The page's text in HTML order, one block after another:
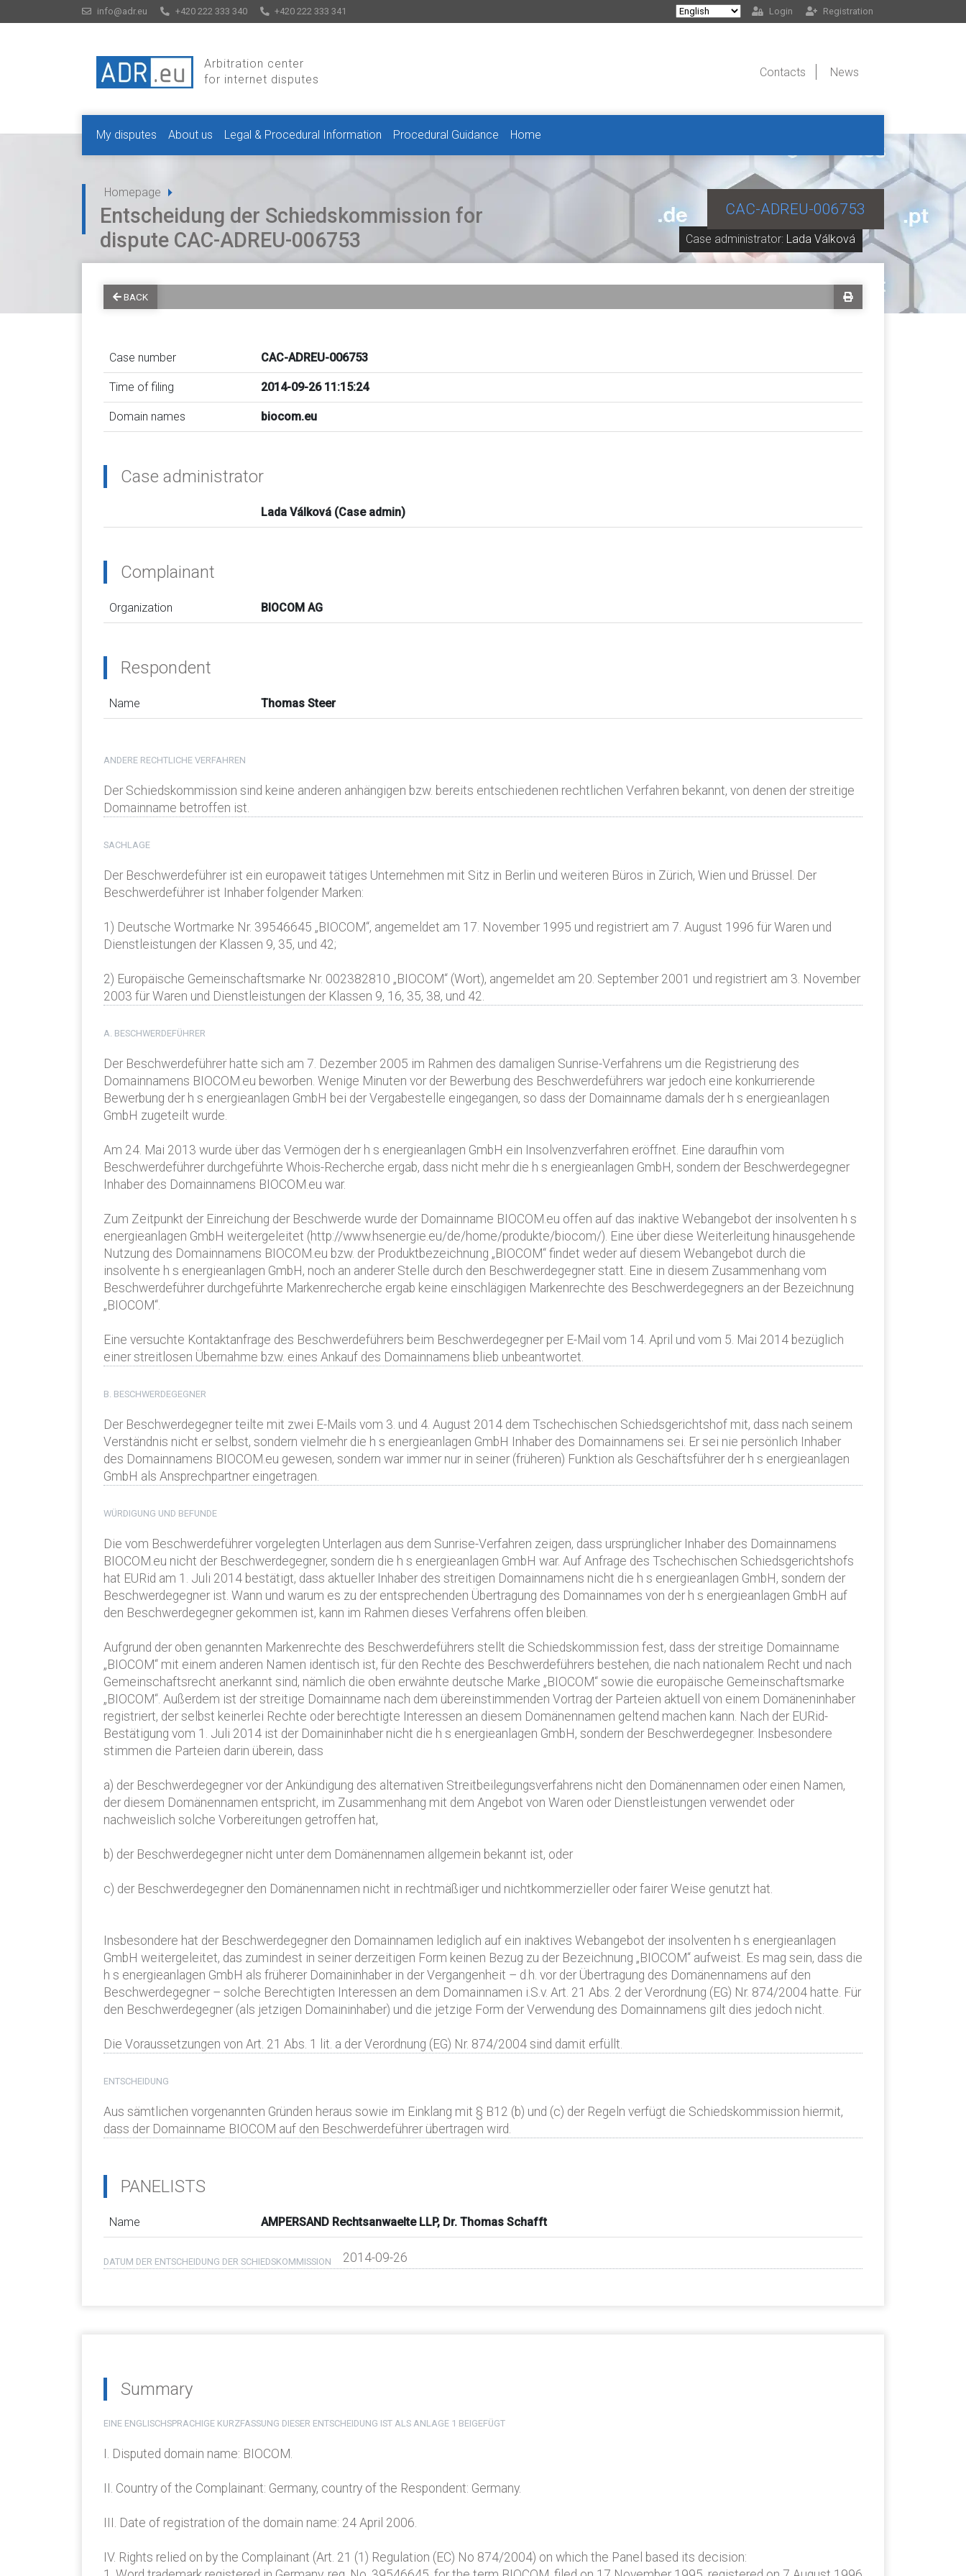
info@adr.eu +420 222 333 340 +420 222 333 341 Login Registration
Arbitration center
for internet disputes
Contacts News
My disputes About us Legal & Procedural Information Procedural Guidance Home
Homepage
Case administrator: Lada Válková
CAC-ADREU-006753
Entscheidung der Schiedskommission for
dispute CAC-ADREU-006753
BACK
Case number CAC-ADREU-006753
Time of filing 2014-09-26 11:15:24
Domain names biocom.eu
Case administrator
Lada Válková (Case admin)
Complainant
Organization BIOCOM AG
Respondent
Name Thomas Steer
ANDERE RECHTLICHE VERFAHREN
Der Schiedskommission sind keine anderen anhängigen bzw. bereits entschiedenen rechtlichen Verfahren bekannt, von denen der streitige
Domainname betroffen ist.
SACHLAGE
Der Beschwerdeführer ist ein europaweit tätiges Unternehmen mit Sitz in Berlin und weiteren Büros in Zürich, Wien und Brüssel. Der
Beschwerdeführer ist Inhaber folgender Marken:
1) Deutsche Wortmarke Nr. 39546645 „BIOCOM“, angemeldet am 17. November 1995 und registriert am 7. August 1996 für Waren und
Dienstleistungen der Klassen 9, 35, und 42;
2) Europäische Gemeinschaftsmarke Nr. 002382810 „BIOCOM“ (Wort), angemeldet am 20. September 2001 und registriert am 3. November
2003 für Waren und Dienstleistungen der Klassen 9, 16, 35, 38, und 42.
A. BESCHWERDEFÜHRER
Der Beschwerdeführer hatte sich am 7. Dezember 2005 im Rahmen des damaligen Sunrise-Verfahrens um die Registrierung des
Domainnamens BIOCOM.eu beworben. Wenige Minuten vor der Bewerbung des Beschwerdeführers war jedoch eine konkurrierende
Bewerbung der h s energieanlagen GmbH bei der Vergabestelle eingegangen, so dass der Domainname damals der h s energieanlagen
GmbH zugeteilt wurde.
Am 24. Mai 2013 wurde über das Vermögen der h s energieanlagen GmbH ein Insolvenzverfahren eröffnet. Eine daraufhin vom
Beschwerdeführer durchgeführte Whois-Recherche ergab, dass nicht mehr die h s energieanlagen GmbH, sondern der Beschwerdegegner
Inhaber des Domainnamens BIOCOM.eu war.
Zum Zeitpunkt der Einreichung der Beschwerde wurde der Domainname BIOCOM.eu offen auf das inaktive Webangebot der insolventen h s
energieanlagen GmbH weitergeleitet (http://www.hsenergie.eu/de/home/produkte/biocom/). Eine über diese Weiterleitung hinausgehende
Nutzung des Domainnamens BIOCOM.eu bzw. der Produktbezeichnung „BIOCOM“ findet weder auf diesem Webangebot durch die
insolvente h s energieanlagen GmbH, noch an anderer Stelle durch den Beschwerdegegner statt. Eine in diesem Zusammenhang vom
Beschwerdeführer durchgeführte Markenrecherche ergab keine einschlägigen Markenrechte des Beschwerdegegners an der Bezeichnung
„BIOCOM“.
Eine versuchte Kontaktanfrage des Beschwerdeführers beim Beschwerdegegner per E-Mail vom 14. April und vom 5. Mai 2014 bezüglich
einer streitlosen Übernahme bzw. eines Ankauf des Domainnamens blieb unbeantwortet.
B. BESCHWERDEGEGNER
Der Beschwerdegegner teilte mit zwei E-Mails vom 3. und 4. August 2014 dem Tschechischen Schiedsgerichtshof mit, dass nach seinem
Verständnis nicht er selbst, sondern vielmehr die h s energieanlagen GmbH Inhaber des Domainnamens sei. Er sei nie persönlich Inhaber
des Domainnamens BIOCOM.eu gewesen, sondern war immer nur in seiner (früheren) Funktion als Geschäftsführer der h s energieanlagen
GmbH als Ansprechpartner eingetragen.
WÜRDIGUNG UND BEFUNDE
Die vom Beschwerdeführer vorgelegten Unterlagen aus dem Sunrise-Verfahren zeigen, dass ursprünglicher Inhaber des Domainnamens
BIOCOM.eu nicht der Beschwerdegegner, sondern die h s energieanlagen GmbH war. Auf Anfrage des Tschechischen Schiedsgerichtshofs
hat EURid am 1. Juli 2014 bestätigt, dass aktueller Inhaber des streitigen Domainnamens nicht die h s energieanlagen GmbH, sondern der
Beschwerdegegner ist. Wann und warum es zu der entsprechenden Übertragung des Domainnames von der h s energieanlagen GmbH auf
den Beschwerdegegner gekommen ist, kann im Rahmen dieses Verfahrens offen bleiben.
Aufgrund der oben genannten Markenrechte des Beschwerdeführers stellt die Schiedskommission fest, dass der streitige Domainname
„BIOCOM“ mit einem anderen Namen identisch ist, für den Rechte des Beschwerdeführers bestehen, die nach nationalem Recht und nach
Gemeinschaftsrecht anerkannt sind, nämlich die oben erwähnte deutsche Marke „BIOCOM“ sowie die europäische Gemeinschaftsmarke
„BIOCOM“. Außerdem ist der streitige Domainname nach dem übereinstimmenden Vortrag der Parteien aktuell von einem Domäneninhaber
registriert, der selbst keinerlei Rechte oder berechtigte Interessen an diesem Domänennamen geltend machen kann. Nach der EURid-
Bestätigung vom 1. Juli 2014 ist der Domaininhaber nicht die h s energieanlagen GmbH, sondern der Beschwerdegegner. Insbesondere
stimmen die Parteien darin überein, dass
a) der Beschwerdegegner vor der Ankündigung des alternativen Streitbeilegungsverfahrens nicht den Domänennamen oder einen Namen,
der diesem Domänennamen entspricht, im Zusammenhang mit dem Angebot von Waren oder Dienstleistungen verwendet oder
nachweislich solche Vorbereitungen getroffen hat,
b) der Beschwerdegegner nicht unter dem Domänennamen allgemein bekannt ist, oder
c) der Beschwerdegegner den Domänennamen nicht in rechtmäßiger und nichtkommerzieller oder fairer Weise genutzt hat.
Insbesondere hat der Beschwerdegegner den Domainnamen lediglich auf ein inaktives Webangebot der insolventen h s energieanlagen
GmbH weitergeleitet, das zumindest in seiner derzeitigen Form keinen Bezug zu der Bezeichnung „BIOCOM“ aufweist. Es mag sein, dass die
h s energieanlagen GmbH als früherer Domaininhaber in der Vergangenheit – d.h. vor der Übertragung des Domänennamens auf den
Beschwerdegegner – solche Berechtigten Interessen an dem Domainnamen i.S.v. Art. 21 Abs. 2 der Verordnung (EG) Nr. 874/2004 hatte. Für
den Beschwerdegegner (als jetzigen Domaininhaber) und die jetzige Form der Verwendung des Domainnamens gilt dies jedoch nicht.
Die Voraussetzungen von Art. 21 Abs. 1 lit. a der Verordnung (EG) Nr. 874/2004 sind damit erfüllt.
ENTSCHEIDUNG
Aus sämtlichen vorgenannten Gründen heraus sowie im Einklang mit § B12 (b) und (c) der Regeln verfügt die Schiedskommission hiermit,
dass der Domainname BIOCOM auf den Beschwerdeführer übertragen wird.
PANELISTS
Name AMPERSAND Rechtsanwaelte LLP, Dr. Thomas Schafft
DATUM DER ENTSCHEIDUNG DER SCHIEDSKOMMISSION 2014-09-26
Summary
EINE ENGLISCHSPRACHIGE KURZFASSUNG DIESER ENTSCHEIDUNG IST ALS ANLAGE 1 BEIGEFÜGT
I. Disputed domain name: BIOCOM.
II. Country of the Complainant: Germany, country of the Respondent: Germany.
III. Date of registration of the domain name: 24 April 2006.
IV. Rights relied on by the Complainant (Art. 21 (1) Regulation (EC) No 874/2004) on which the Panel based its decision: